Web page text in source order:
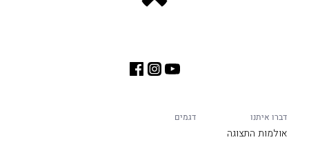
דברו איתנו
אולמות התצוגה
דגמים